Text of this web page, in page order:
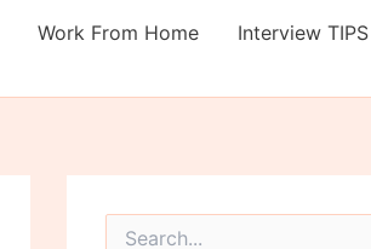
Work From Home
Interview TIPS